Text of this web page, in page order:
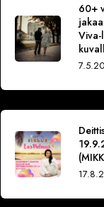
60+